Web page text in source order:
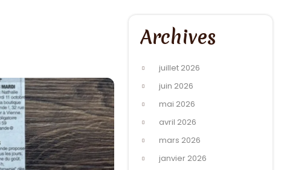
Archives
juillet 2026
juin 2026
mai 2026
avril 2026
mars 2026
janvier 2026